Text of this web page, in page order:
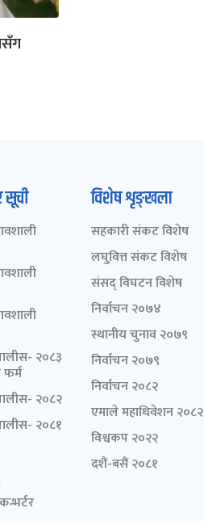
२०८३
२०८२
२०८१
विशेष शृङ्खला
सहकारी संकट विशेष
लघुवित्त संकट विशेष
संसद् विघटन विशेष
निर्वाचन २०७४
स्थानीय चुनाव २०७९
निर्वाचन २०७९
निर्वाचन २०८२
एमाले महाधिवेशन २०८२
विश्वकप २०२२
दशैं-बसैं २०८१